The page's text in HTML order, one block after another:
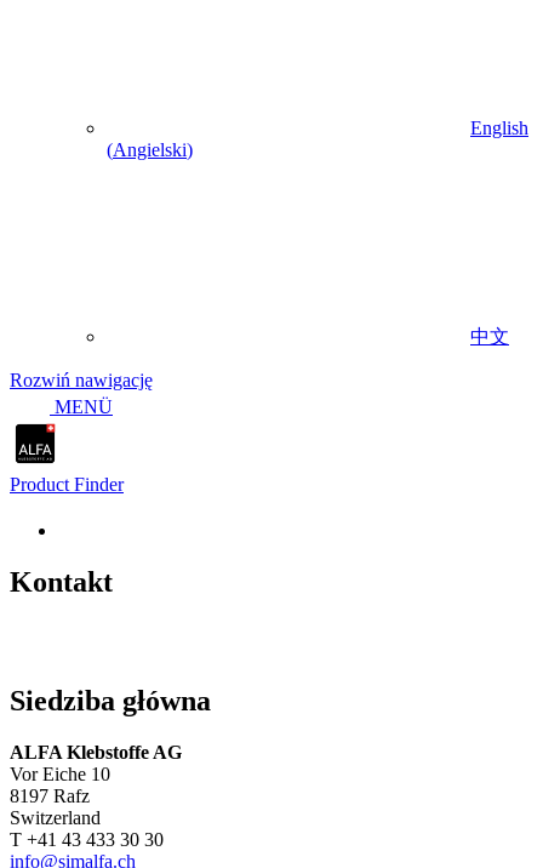
English
(Angielski)
中文
Rozwiń nawigację
MENÜ
Product Finder
Kontakt
Siedziba główna
ALFA Klebstoffe AG
Vor Eiche 10
8197 Rafz
Switzerland
T +41 43 433 30 30
info@simalfa.ch